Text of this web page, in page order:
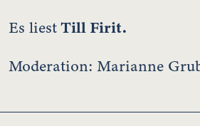
Es liestTill Firit.
Moderation: Marianne